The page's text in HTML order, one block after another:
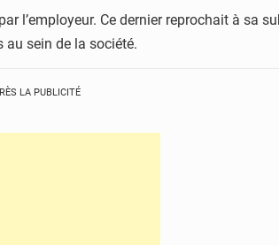
l’employeur. Ce dernier reprochait à sa
sein de la société.
LA PUBLICITÉ